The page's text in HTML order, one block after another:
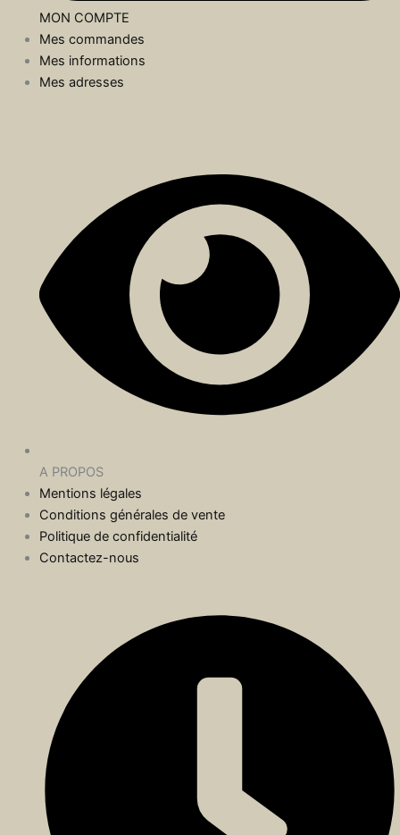
MON COMPTE
Mes commandes
Mes informations
Mes adresses
A PROPOS
Mentions légales
Conditions générales de vente
Politique de confidentialité
Contactez-nous